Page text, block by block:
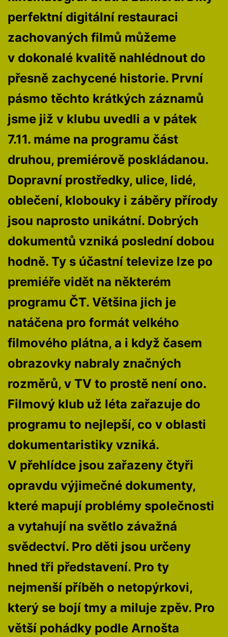
perfektní digitální restauraci
zachovaných filmů můžeme
v dokonalé kvalitě nahlédnout do
přesně zachycené historie. První
pásmo těchto krátkých záznamů
jsme již v klubu uvedli a v pátek
7.11. máme na programu část
druhou, premiérově poskládanou.
Dopravní prostředky, ulice, lidé,
oblečení, klobouky i záběry přírody
jsou naprosto unikátní. Dobrých
dokumentů vzniká poslední dobou
hodně. Ty s účastní televize lze po
premiéře vidět na některém
programu ČT. Většina jich je
natáčena pro formát velkého
filmového plátna, a i když časem
obrazovky nabraly značných
rozměrů, v TV to prostě není ono.
Filmový klub už léta zařazuje do
programu to nejlepší, co v oblasti
dokumentaristiky vzniká.
V přehlídce jsou zařazeny čtyři
opravdu výjimečné dokumenty,
které mapují problémy společnosti
a vytahují na světlo závažná
svědectví. Pro děti jsou určeny
hned tři představení. Pro ty
nejmenší příběh o netopýrkovi,
který se bojí tmy a miluje zpěv. Pro
větší pohádky podle Arnošta